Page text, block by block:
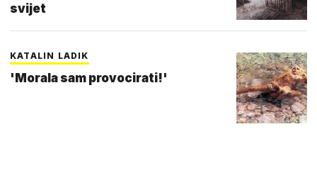
svijet
KATALIN LADIK
'Morala sam provocirati!'